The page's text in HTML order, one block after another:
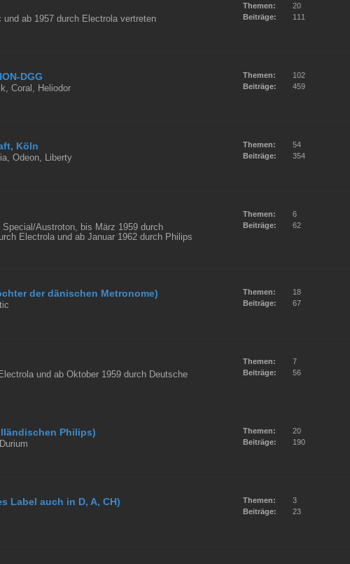
und ab 1957 durch Electrola vertreten
Themen:
20
Beiträge:
111
DGG
Coral, Heliodor
Themen:
102
Beiträge:
459
Köln
Odeon, Liberty
Themen:
54
Beiträge:
354
Austroton, bis März 1959 durch
Electrola und ab Januar 1962 durch Philips
Themen:
6
Beiträge:
62
der dänischen Metronome) Themen:
18
Beiträge:
67
und ab Oktober 1959 durch Deutsche
Themen:
7
Beiträge:
56
Philips) Themen:
20
Beiträge:
190
Label auch in D, A, CH) Themen:
3
Beiträge:
23